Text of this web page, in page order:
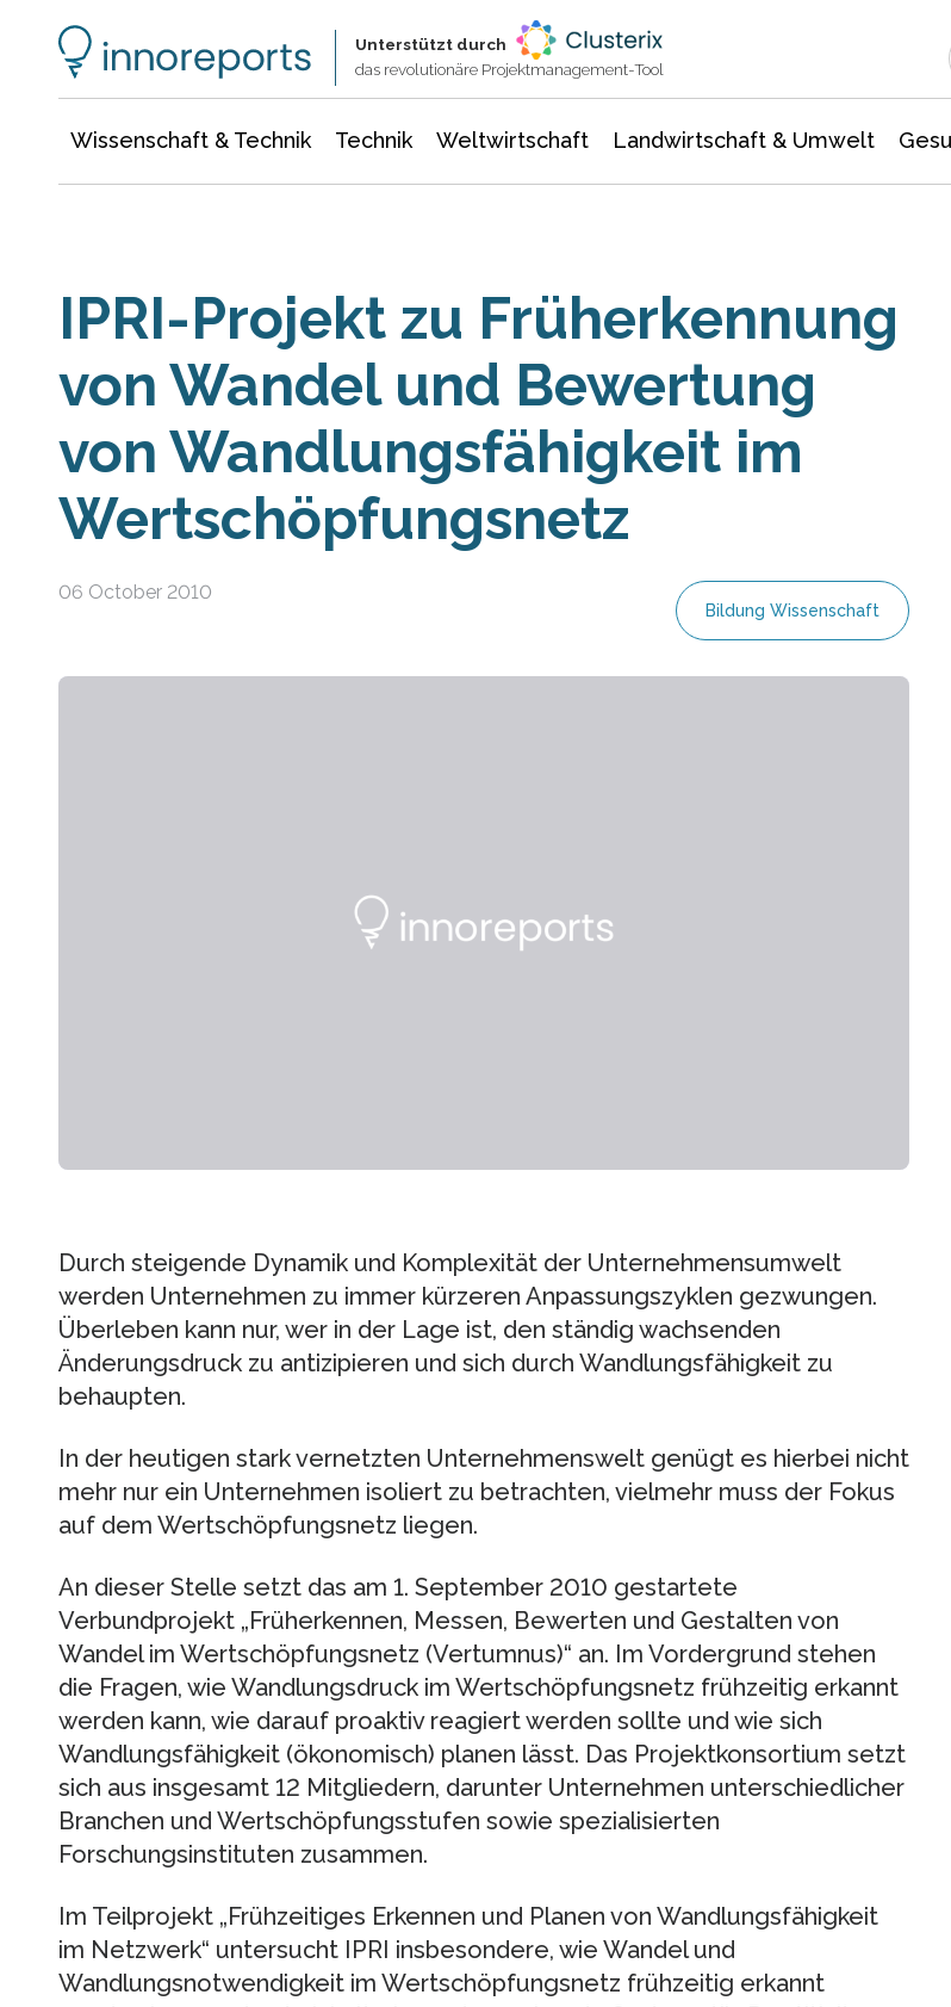
Unterstützt durch
das revolutionäre Projektmanagement-Tool
Wissenschaft & Technik Technik Weltwirtschaft Landwirtschaft & Umwelt
IPRI-Projekt zu Früherkennung
von Wandel und Bewertung
von Wandlungsfähigkeit im
Wertschöpfungsnetz
06 October 2010
Bildung Wissenschaft
Durch steigende Dynamik und Komplexität der Unternehmensumwelt
werden Unternehmen zu immer kürzeren Anpassungszyklen gezwungen.
Überleben kann nur, wer in der Lage ist, den ständig wachsenden
Änderungsdruck zu antizipieren und sich durch Wandlungsfähigkeit zu
behaupten.
In der heutigen stark vernetzten Unternehmenswelt genügt es hierbei nicht
mehr nur ein Unternehmen isoliert zu betrachten, vielmehr muss der Fokus
auf dem Wertschöpfungsnetz liegen.
An dieser Stelle setzt das am 1. September 2010 gestartete
Verbundprojekt „Früherkennen, Messen, Bewerten und Gestalten von
Wandel im Wertschöpfungsnetz (Vertumnus)“ an. Im Vordergrund stehen
die Fragen, wie Wandlungsdruck im Wertschöpfungsnetz frühzeitig erkannt
werden kann, wie darauf proaktiv reagiert werden sollte und wie sich
Wandlungsfähigkeit (ökonomisch) planen lässt. Das Projektkonsortium setzt
sich aus insgesamt 12 Mitgliedern, darunter Unternehmen unterschiedlicher
Branchen und Wertschöpfungsstufen sowie spezialisierten
Forschungsinstituten zusammen.
Im Teilprojekt „Frühzeitiges Erkennen und Planen von Wandlungsfähigkeit
im Netzwerk“ untersucht IPRI insbesondere, wie Wandel und
Wandlungsnotwendigkeit im Wertschöpfungsnetz frühzeitig erkannt